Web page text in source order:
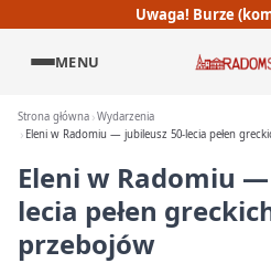
Uwaga! Burze
MENU
Strona główna Wydarzenia
Eleni w Radomiu — jubileusz 50-lecia pełen
Eleni w Radomiu
lecia pełen
przebojów